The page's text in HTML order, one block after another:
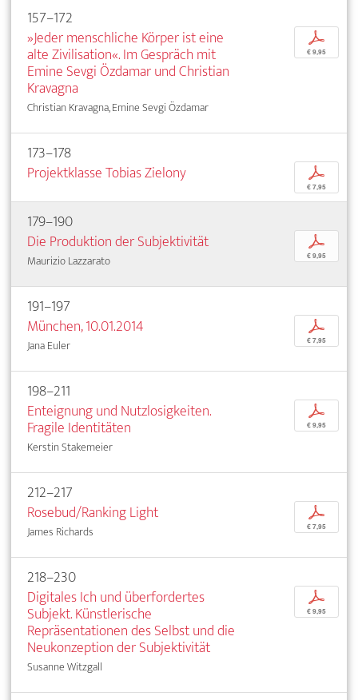
157–172
»Jeder menschliche Körper ist eine
alte Zivilisation«. Im Gespräch mit
Emine Sevgi Özdamar und Christian
Kravagna
Christian Kravagna, Emine Sevgi Özdamar
p
€ 9,95
173–178
Projektklasse Tobias Zielony
p
€ 7,95
179–190
Die Produktion der Subjektivität
Maurizio Lazzarato
p
€ 9,95
191–197
München, 10.01.2014
Jana Euler
p
€ 7,95
198–211
Enteignung und Nutzlosigkeiten.
Fragile Identitäten
Kerstin Stakemeier
p
€ 9,95
212–217
Rosebud/Ranking Light
James Richards
p
€ 7,95
218–230
Digitales Ich und überfordertes
Subjekt. Künstlerische
Repräsentationen des Selbst und die
Neukonzeption der Subjektivität
Susanne Witzgall
p
€ 9,95